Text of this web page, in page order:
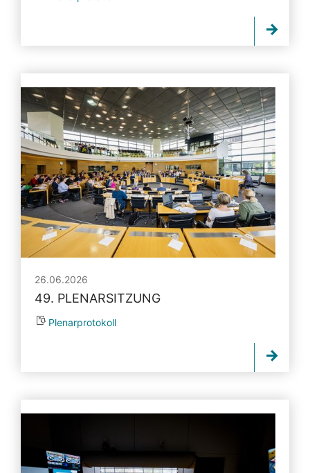
26.06.2026
49. PLENARSITZUNG
Plenarprotokoll